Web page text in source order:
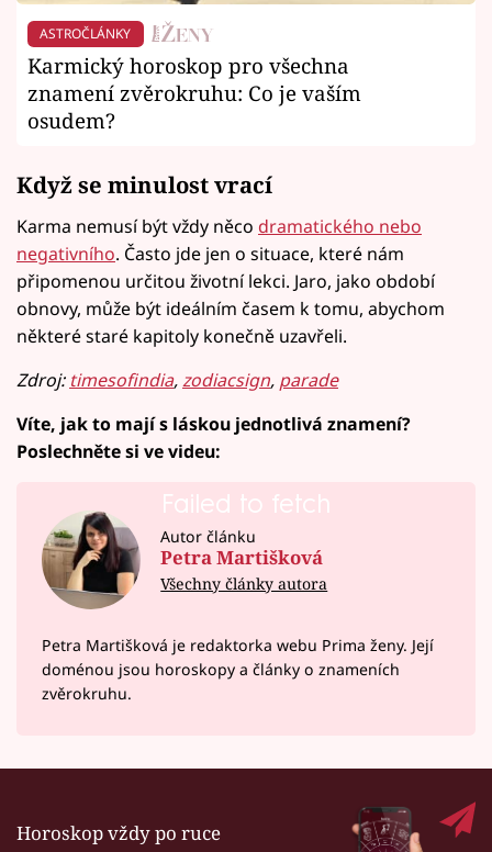
ASTROČLÁNKY
Karmický horoskop pro všechna
znamení zvěrokruhu: Co je vaším
osudem?
Když se minulost vrací
Karma nemusí být vždy něco dramatického nebo
negativního. Často jde jen o situace, které nám
připomenou určitou životní lekci. Jaro, jako období
obnovy, může být ideálním časem k tomu, abychom
některé staré kapitoly konečně uzavřeli.
Zdroj: timesofindia,zodiacsign, parade
Víte, jak to mají s láskou jednotlivá znamení?
Poslechněte si ve videu:
Failed to fetch
Autor článku
Petra Martišková
Všechny články autora
Petra Martišková je redaktorka webu Prima ženy. Její
doménou jsou horoskopy a články o znameních
zvěrokruhu.
Horoskop vždy po ruce